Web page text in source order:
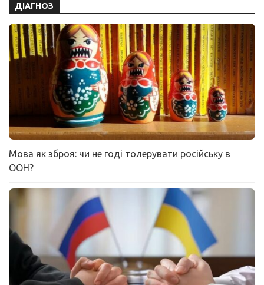
ДІАГНОЗ
Мова як зброя: чи не годі толерувати російську в
ООН?